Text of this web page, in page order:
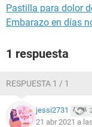
Pastilla para dolor
Embarazo en días
1 respuesta
RESPUESTA 1 / 1
jessi2731
21 abr 2021 a